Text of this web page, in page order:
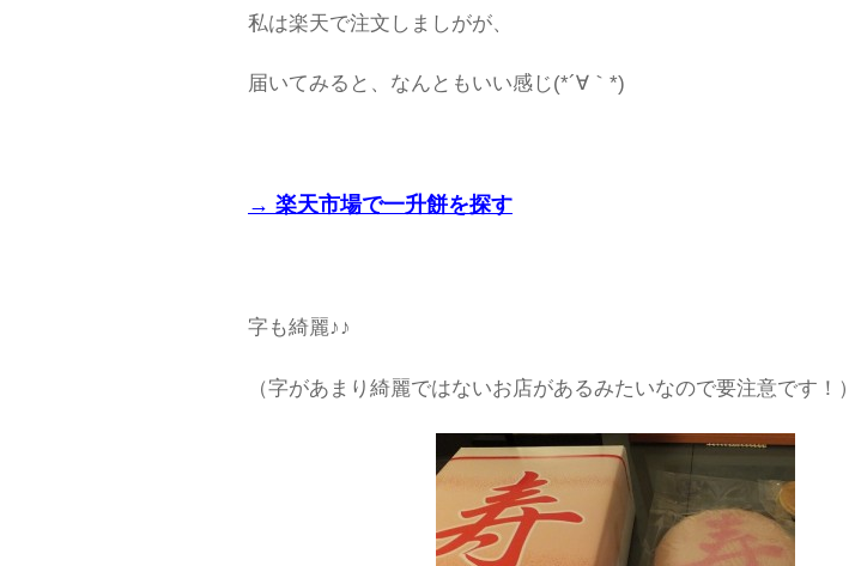
私は楽天で注文しましがが、
届いてみると、なんともいい感じ(*´∀｀*)
→ 楽天市場で一升餅を探す
字も綺麗♪♪
（字があまり綺麗ではないお店があるみたいなので要注意です！）